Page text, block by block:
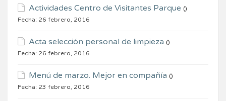
Actividades Centro de Visitantes Parque ()
Fecha: 26 febrero, 2016
Acta selección personal de limpieza ()
Fecha: 26 febrero, 2016
Menú de marzo. Mejor en compañía ()
Fecha: 23 febrero, 2016